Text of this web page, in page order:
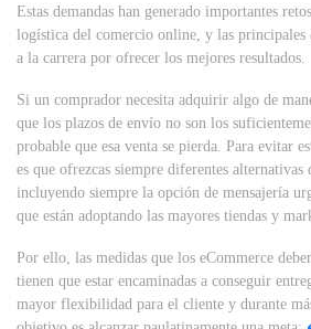
Estas demandas han generado importantes
logística del comercio online, y las principales
a la carrera por ofrecer los mejores resultados.
Si un comprador necesita adquirir algo de
que los plazos de envío no son los
probable que esa venta se pierda. Para evitar
es que ofrezcas siempre diferentes alternativas
incluyendo siempre la opción de mensajería
que están adoptando las mayores tiendas y
Por ello, las medidas que los eCommerce
tienen que estar encaminadas a conseguir
mayor flexibilidad para el cliente y durante